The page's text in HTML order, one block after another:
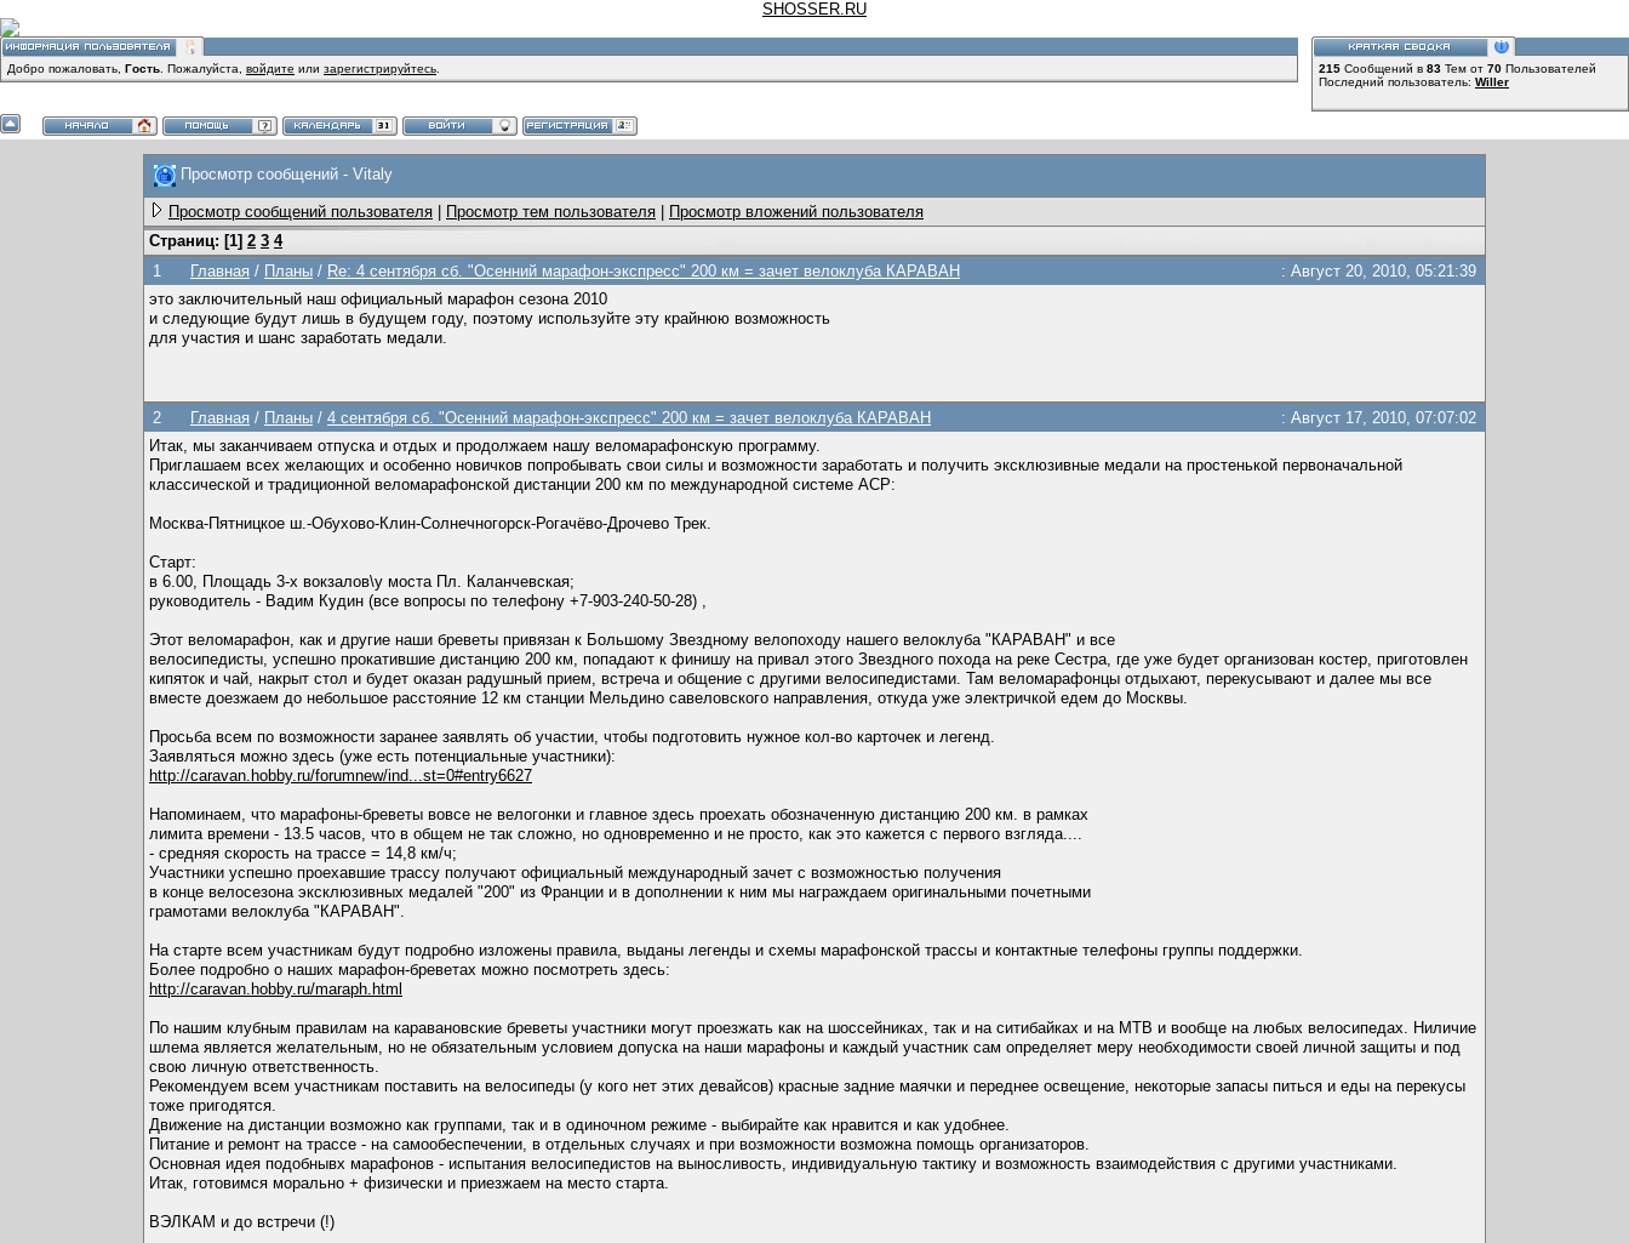
SHOSSER.RU
Добро пожаловать, Гость . Пожалуйста, войдите или зарегистрируйтесь 215 Сообщений в 83 Тем от 70 Пользователей
Последний пользователь: Willer
Просмотр сообщений - Vitaly
Просмотр сообщений пользователя Просмотр тем пользователя
Просмотр вложений пользователя
Страниц: [1] 2 3 4
1
Главная / Планы / Re: 4 сентября сб. "Осенний марафон-экспресс" 200 км = зачет велоклуба КАРАВАН
: Август 20, 2010, 05:21:39
это заключительный наш официальный марафон сезона 2010
и следующие будут лишь в будущем году, поэтому используйте эту крайнюю возможность
для участия и шанс заработать медали.
2 Главная / Планы / 4 сентября сб. "Осенний марафон-экспресс" 200 км = зачет велоклуба КАРАВАН
: Август 17, 2010, 07:07:02
Итак, мы заканчиваем отпуска и отдых и продолжаем нашу веломарафонскую программу.
Приглашаем всех желающих и особенно новичков попробывать свои силы и возможности заработать и получить эксклюзивные медали на простенькой первоначальной
классической и традиционной веломарафонской дистанции 200 км по международной системе ACP:
Москва-Пятницкое ш.-Обухово-Клин-Солнечногорск-Рогачёво-Дрочево Трек.
Cтарт:
в 6.00, Площадь 3-х вокзалов\у моста Пл. Каланчевская;
руководитель - Вадим Кудин (все вопросы по телефону +7-903-240-50-28) ,
Этот веломарафон, как и другие наши бреветы привязан к Большому Звездному велопоходу нашего велоклуба "КАРАВАН" и все
велосипедисты, успешно прокатившие дистанцию 200 км, попадают к финишу на привал этого Звездного похода на реке Сестра, где уже будет организован костер, приготовлен
кипяток и чай, накрыт стол и будет оказан радушный прием, встреча и общение с другими велосипедистами. Там веломарафонцы отдыхают, перекусывают и далее мы все
вместе доезжаем до небольшое расстояние 12 км станции Мельдино савеловского направления, откуда уже электричкой едем до Москвы.
Просьба всем по возможности заранее заявлять об участии, чтобы подготовить нужное кол-во карточек и легенд.
Заявляться можно здесь (уже есть потенциальные участники):
http://caravan.hobby.ru/forumnew/ind...st=0#entry6627
Напоминаем, что марафоны-бреветы вовсе не велогонки и главное здесь проехать обозначенную дистанцию 200 км. в рамках
лимита времени - 13.5 часов, что в общем не так сложно, но одновременно и не просто, как это кажется с первого взгляда....
- средняя скорость на трассе = 14,8 км/ч;
Участники успешно проехавшие трассу получают официальный международный зачет с возможностью получения
в конце велосезона эксклюзивных медалей "200" из Франции и в дополнении к ним мы награждаем оригинальными почетными
грамотами велоклуба "КАРАВАН".
На старте всем участникам будут подробно изложены правила, выданы легенды и схемы марафонской трассы и контактные телефоны группы поддержки.
Более подробно о наших марафон-бреветах можно посмотреть здесь:
http://caravan.hobby.ru/maraph.html
По нашим клубным правилам на каравановские бреветы участники могут проезжать как на шоссейниках, так и на cитибайках и на MTB и вообще на любых велосипедах. Ниличие
шлема является желательным, но не обязательным условием допуска на наши марафоны и каждый участник сам определяет меру необходимости своей личной защиты и под
свою личную ответственность.
Рекомендуем всем участникам поставить на велосипеды (у кого нет этих девайсов) красные задние маячки и переднее освещение, некоторые запасы питься и еды на перекусы
тоже пригодятся.
Движение на дистанции возможно как группами, так и в одиночном режиме - выбирайте как нравится и как удобнее.
Питание и ремонт на трассе - на самообеспечении, в отдельных случаях и при возможности возможна помощь организаторов.
Основная идея подобнывх марафонов - испытания велосипедистов на выносливость, индивидуальную тактику и возможность взаимодействия с другими участниками.
Итак, готовимся морально + физически и приезжаем на место старта.
ВЭЛКАМ и до встречи (!)